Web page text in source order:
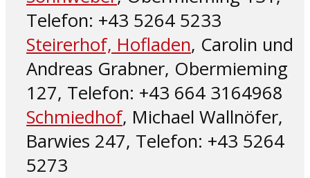
Telefon: +43 5264 5233
Steirerhof, Hofladen, Carolin und
Andreas Grabner, Obermieming
127, Telefon: +43 664 3164968
Schmiedhof, Michael Wallnöfer,
Barwies 247, Telefon: +43 5264
5273